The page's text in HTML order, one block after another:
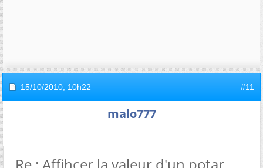
15/10/2010, 10h22 #11
malo777